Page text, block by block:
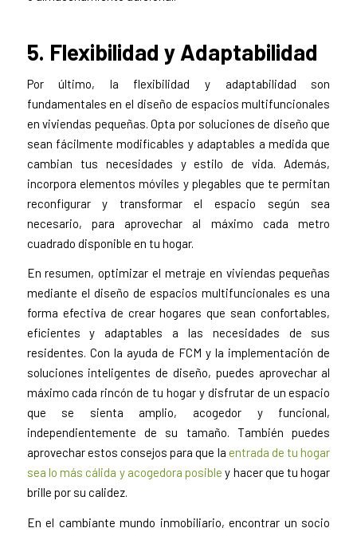
5. Flexibilidad y Adaptabilidad
Por último, la flexibilidad y adaptabilidad son
fundamentales en el diseño de espacios multifuncionales
en viviendas pequeñas. Opta por soluciones de diseño que
sean fácilmente modificables y adaptables a medida que
cambian tus necesidades y estilo de vida. Además,
incorpora elementos móviles y plegables que te permitan
reconfigurar y transformar el espacio según sea
necesario, para aprovechar al máximo cada metro
cuadrado disponible en tu hogar.
En resumen, optimizar el metraje en viviendas pequeñas
mediante el diseño de espacios multifuncionales es una
forma efectiva de crear hogares que sean confortables,
eficientes y adaptables a las necesidades de sus
residentes. Con la ayuda de FCM y la implementación de
soluciones inteligentes de diseño, puedes aprovechar al
máximo cada rincón de tu hogar y disfrutar de un espacio
que se sienta amplio, acogedor y funcional,
independientemente de su tamaño. También puedes
aprovechar estos consejos para que la entrada de tu hogar
sea lo más cálida y acogedora posible y hacer que tu hogar
brille por su calidez.
En el cambiante mundo inmobiliario, encontrar un socio